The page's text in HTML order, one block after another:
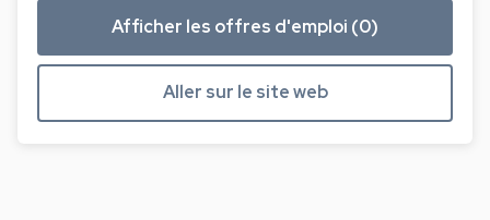
Afficher les offres d'emploi (0)
Aller sur le site web